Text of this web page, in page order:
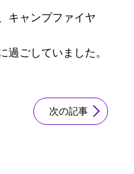
キャンプファイヤ
過ごしていました。
次の記事